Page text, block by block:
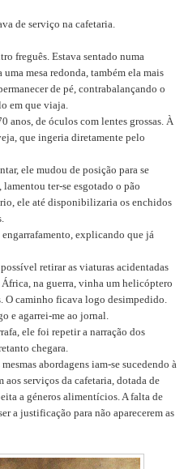
de serviço na cafetaria.
freguês. Estava sentado numa
mesa redonda, também ela mais
de pé, contrabalançando o
em que viaja.
anos, de óculos com lentes grossas. À
que ingeria diretamente pelo
ele mudou de posição para se
ter-se esgotado o pão
ele até disponibilizaria os enchidos
explicando que já
retirar as viaturas acidentadas
na guerra, vinha um helicóptero
O caminho ficava logo desimpedido.
e agarrei-me ao jornal.
ele foi repetir a narração dos
chegara.
abordagens iam-se sucedendo à
aos serviços da cafetaria, dotada de
a géneros alimentícios. A falta de
a justificação para não aparecerem as